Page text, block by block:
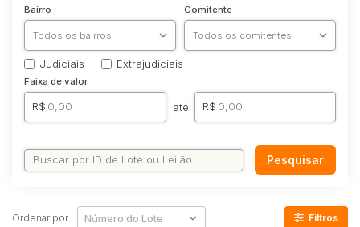
Imóveis
Apartamento
Apartamentos
Casa
Comercial
Imóvel
Lote
Rural
Bairro Comitente
Judiciais Extrajudiciais
Faixa de valor
R$ até R$
Pesquisar
Ordenar por: Filtros